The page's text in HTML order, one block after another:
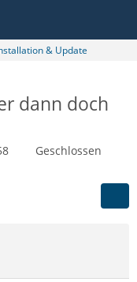
& Update
dann doch
Geschlossen